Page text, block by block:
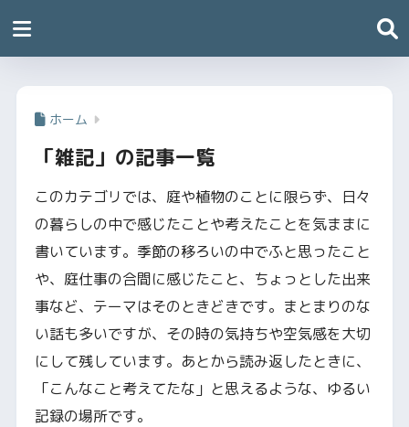
ホーム
「雑記」の記事一覧
このカテゴリでは、庭や植物のことに限らず、日々
の暮らしの中で感じたことや考えたことを気ままに
書いています。季節の移ろいの中でふと思ったこと
や、庭仕事の合間に感じたこと、ちょっとした出来
事など、テーマはそのときどきです。まとまりのな
い話も多いですが、その時の気持ちや空気感を大切
にして残しています。あとから読み返したときに、
「こんなこと考えてたな」と思えるような、ゆるい
記録の場所です。